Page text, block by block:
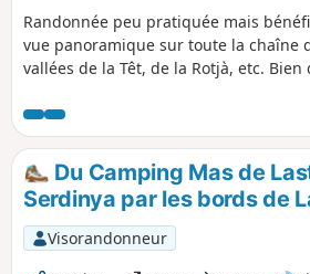
Randonnée peu pratiquée mais
vue panoramique sur toute la chaîne
vallées de la Têt, de la Rotjà, etc.
indispensable car le sentier n'est pas
ailleurs, quelques passages en
Du Camping Mas de
Serdinya par les bords de
Visorandonneur